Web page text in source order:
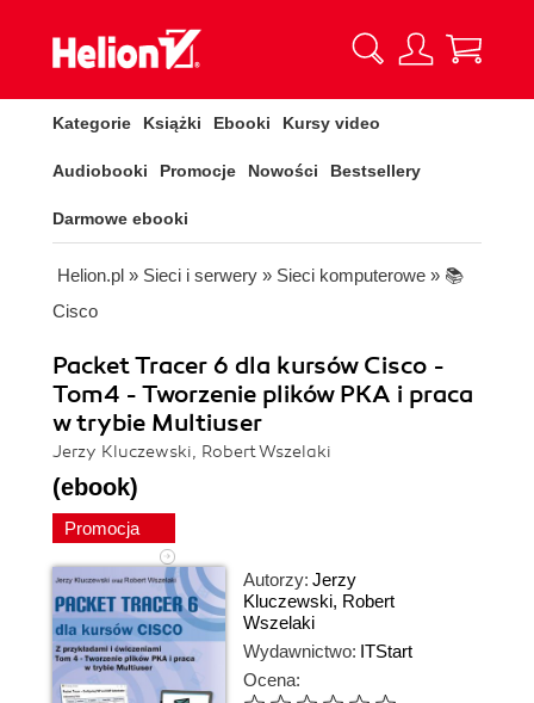
Kategorie Książki Ebooki Kursy video
Audiobooki Promocje Nowości Bestsellery
Darmowe ebooki
Helion.pl » Sieci i serwery » Sieci komputerowe » 📚
Cisco
Packet Tracer 6 dla kursów Cisco -
Tom4 - Tworzenie plików PKA i praca
w trybie Multiuser
Jerzy Kluczewski, Robert Wszelaki
(ebook)
Promocja
Autorzy: Jerzy
Kluczewski, Robert
Wszelaki
Wydawnictwo: ITStart
Ocena: